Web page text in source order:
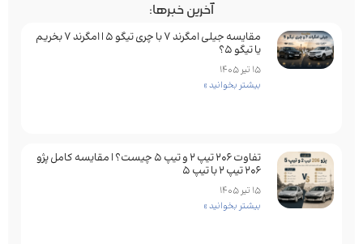
آخرین خبرها:
مقایسه جیلی امگرند 7 با چری تیگو 5 | امگرند 7 بخریم
یا تیگو 5؟
15 تیر 1405
بیشتر بخوانید »
تفاوت ۲۰۶ تیپ ۲ و تیپ ۵ چیست؟ | مقایسه کامل پژو
۲۰۶ تیپ ۲ با تیپ ۵
15 تیر 1405
بیشتر بخوانید »